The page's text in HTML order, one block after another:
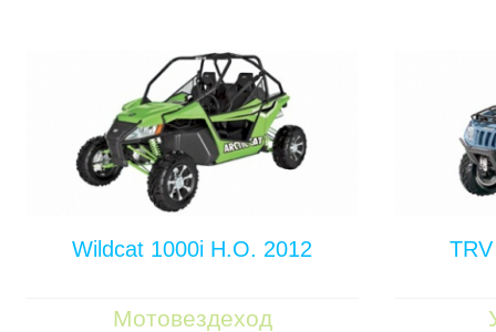
Wildcat 1000i H.O. 2012
Мотовездеход